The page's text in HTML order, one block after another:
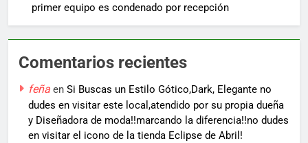
primer equipo es condenado por recepción
Comentarios recientes
feña en Si Buscas un Estilo Gótico,Dark, Elegante no
dudes en visitar este local,atendido por su propia dueña
y Diseñadora de moda!!marcando la diferencia!!no dudes
en visitar el icono de la tienda Eclipse de Abril!